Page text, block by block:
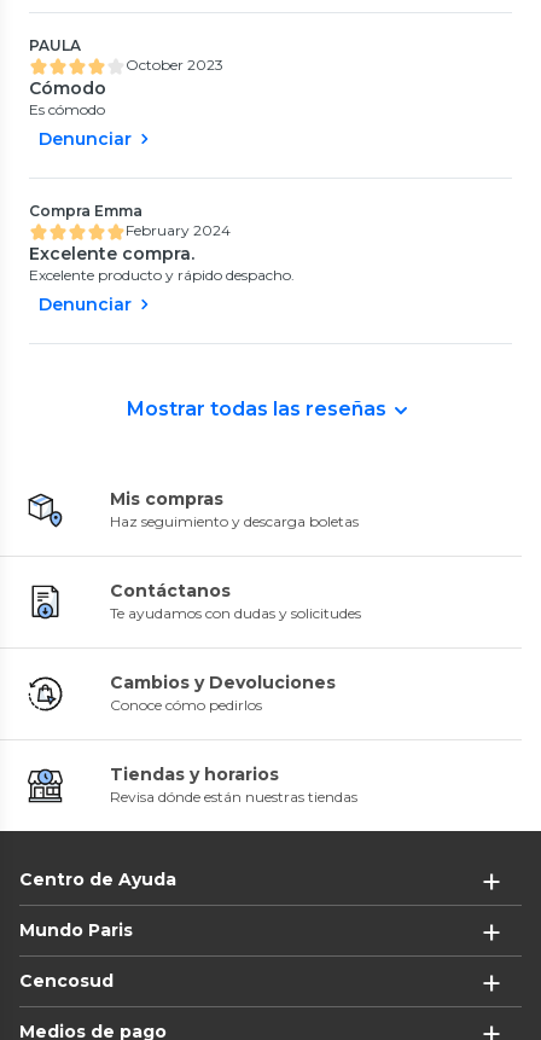
PAULA
October 2023
Cómodo
Es cómodo
Denunciar
Compra Emma
February 2024
Excelente compra.
Excelente producto y rápido despacho.
Denunciar
Mostrar todas las reseñas
Mis compras
Haz seguimiento y descarga boletas
Contáctanos
Te ayudamos con dudas y solicitudes
Cambios y Devoluciones
Conoce cómo pedirlos
Tiendas y horarios
Revisa dónde están nuestras tiendas
Centro de Ayuda
Mundo Paris
Cencosud
Medios de pago